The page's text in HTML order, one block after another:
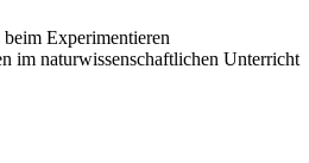
Experimentieren
im naturwissenschaftlichen Unterricht